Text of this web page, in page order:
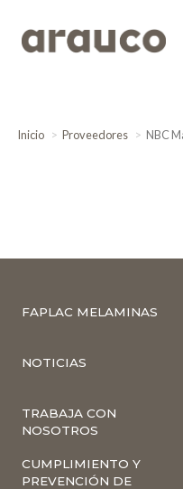
Inicio Proveedores NBC
FAPLAC MELAMINAS
NOTICIAS
TRABAJA CON
NOSOTROS
CUMPLIMIENTO Y
PREVENCIÓN DE